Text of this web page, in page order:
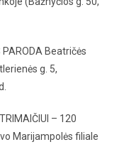
Beatričės
g. 5,
– 120
Marijampolės filiale